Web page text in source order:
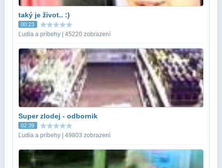
taký je život.. :)
00:23
Ľudia a príbehy | 45220 zobrazení
Super zlodej - odbornik
02:39
Ľudia a príbehy | 49803 zobrazení